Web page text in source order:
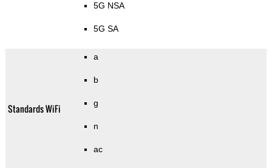
5G NSA
5G SA
Standards WiFi
a
b
g
n
ac